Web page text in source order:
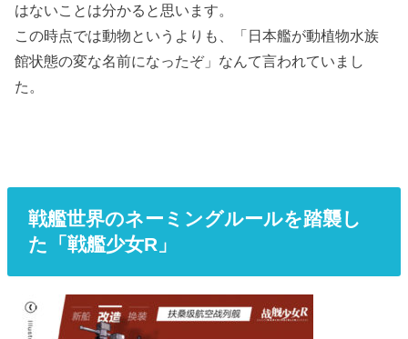
はないことは分かると思います。
この時点では動物というよりも、「日本艦が動植物水族
館状態の変な名前になったぞ」なんて言われていまし
た。
戦艦世界のネーミングルールを踏襲し
た「戦艦少女R」